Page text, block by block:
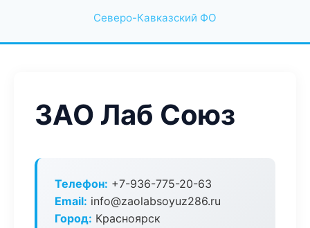
Северо-Кавказский ФО
ЗАО Лаб Союз
Телефон: +7-936-775-20-63
Email: info@zaolabsoyuz286.ru
Город: Красноярск